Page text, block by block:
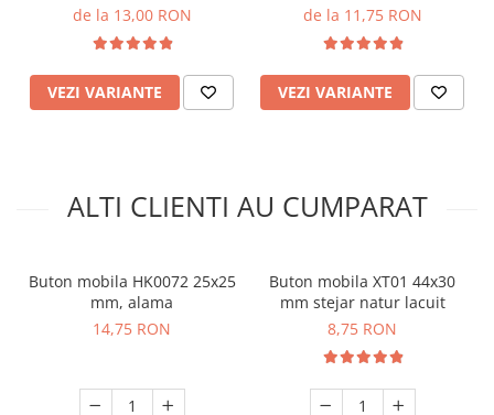
de la 13,00 RON
VEZI VARIANTE
de la 11,75 RON
VEZI VARIANTE
ALTI CLIENTI AU CUMPARAT
Buton mobila HK0072 25x25
mm, alama
14,75 RON
Buton mobila XT01 44x30
mm stejar natur lacuit
8,75 RON